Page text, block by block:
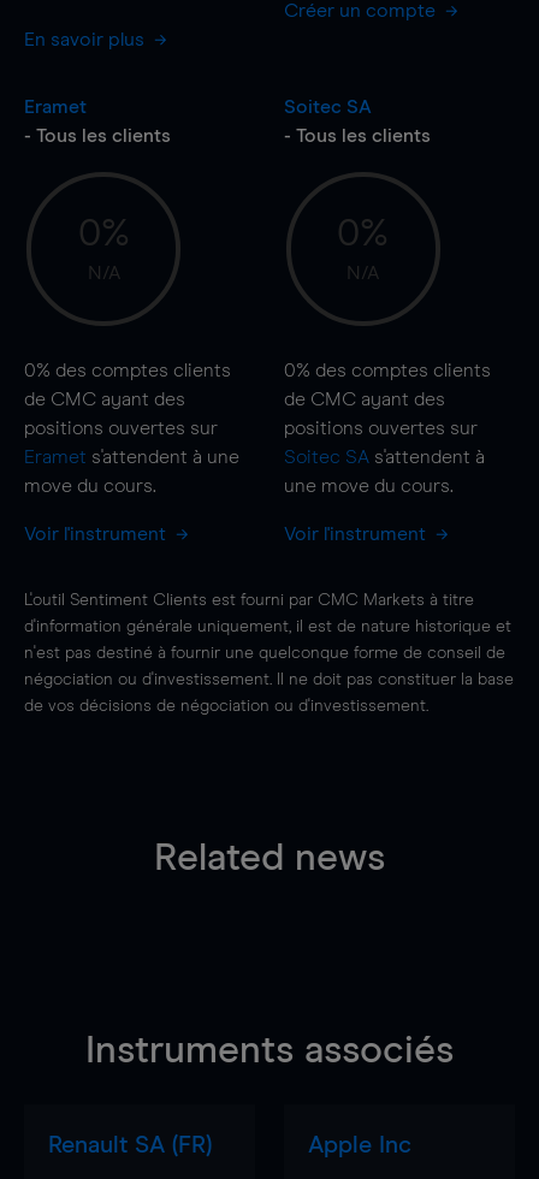
En savoir plus
Créer un compte
Eramet
- Tous les clients
0%
N/A
0% des comptes clients
de CMC ayant des
positions ouvertes sur
Eramet s'attendent à une
move du cours.
Voir l'instrument
Soitec SA
- Tous les clients
0%
N/A
0% des comptes clients
de CMC ayant des
positions ouvertes sur
Soitec SA s'attendent à
une move du cours.
Voir l'instrument
L'outil Sentiment Clients est fourni par CMC Markets à titre
d'information générale uniquement, il est de nature historique et
n'est pas destiné à fournir une quelconque forme de conseil de
négociation ou d'investissement. Il ne doit pas constituer la base
de vos décisions de négociation ou d'investissement.
Related news
Instruments associés
Renault SA (FR) Apple Inc